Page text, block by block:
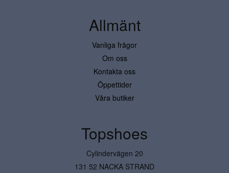
Allmänt
Vanliga frågor
Om oss
Kontakta oss
Öppettider
Våra butiker
Topshoes
Cylindervägen 20
131 52 NACKA STRAND